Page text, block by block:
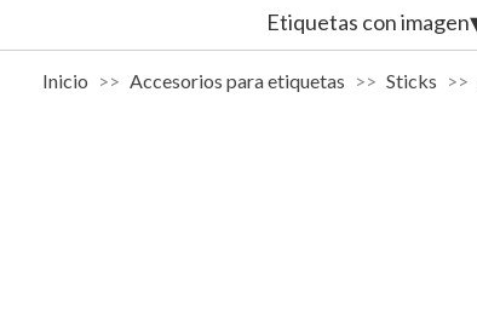
Etiquetas con imagen
Inicio Accesorios para etiquetas Sticks